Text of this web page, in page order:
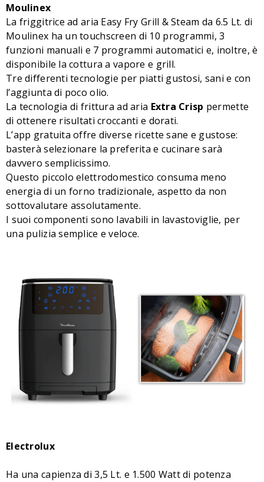
Moulinex
La friggitrice ad aria Easy Fry Grill & Steam da 6.5 Lt. di
Moulinex ha un touchscreen di 10 programmi, 3
funzioni manuali e 7 programmi automatici e, inoltre, è
disponibile la cottura a vapore e grill.
Tre differenti tecnologie per piatti gustosi, sani e con
l’aggiunta di poco olio.
La tecnologia di frittura ad aria Extra Crisp permette
di ottenere risultati croccanti e dorati.
L’app gratuita offre diverse ricette sane e gustose:
basterà selezionare la preferita e cucinare sarà
davvero semplicissimo.
Questo piccolo elettrodomestico consuma meno
energia di un forno tradizionale, aspetto da non
sottovalutare assolutamente.
I suoi componenti sono lavabili in lavastoviglie, per
una pulizia semplice e veloce.
Electrolux
Ha una capienza di 3,5 Lt. e 1.500 Watt di potenza